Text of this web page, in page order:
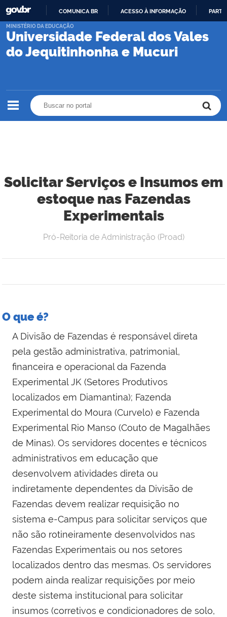
PARA
CONTEÚDO
COMUNICA BR ACESSO À INFORMAÇÃO
Universidade Federal dos Vales
do Jequitinhonha e Mucuri
MINISTÉRIO DA EDUCAÇÃO
Solicitar Serviços e Insumos em
estoque nas Fazendas
Experimentais
Pró-Reitoria de Administração (Proad)
O que é?
A Divisão de Fazendas é responsável direta
pela gestão administrativa, patrimonial,
financeira e operacional da Fazenda
Experimental JK (Setores Produtivos
localizados em Diamantina); Fazenda
Experimental do Moura (Curvelo) e Fazenda
Experimental Rio Manso (Couto de Magalhães
de Minas). Os servidores docentes e técnicos
administrativos em educação que
desenvolvem atividades direta ou
indiretamente dependentes da Divisão de
Fazendas devem realizar requisição no
sistema e-Campus para solicitar serviços que
não são rotineiramente desenvolvidos nas
Fazendas Experimentais ou nos setores
localizados dentro das mesmas. Os servidores
podem ainda realizar requisições por meio
deste sistema institucional para solicitar
insumos (corretivos e condicionadores de solo,